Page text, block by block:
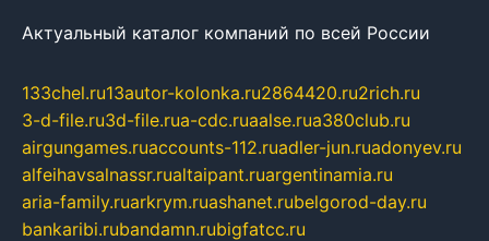
Актуальный каталог компаний по всей России
133chel.ru13autor-kolonka.ru2864420.ru2rich.ru
3-d-file.ru3d-file.rua-cdc.ruaalse.rua380club.ru
airgungames.ruaccounts-112.ruadler-jun.ruadonyev.ru
alfeihavsalnassr.rualtaipant.ruargentinamia.ru
aria-family.ruarkrym.ruashanet.rubelgorod-day.ru
bankaribi.rubandamn.rubigfatcc.ru